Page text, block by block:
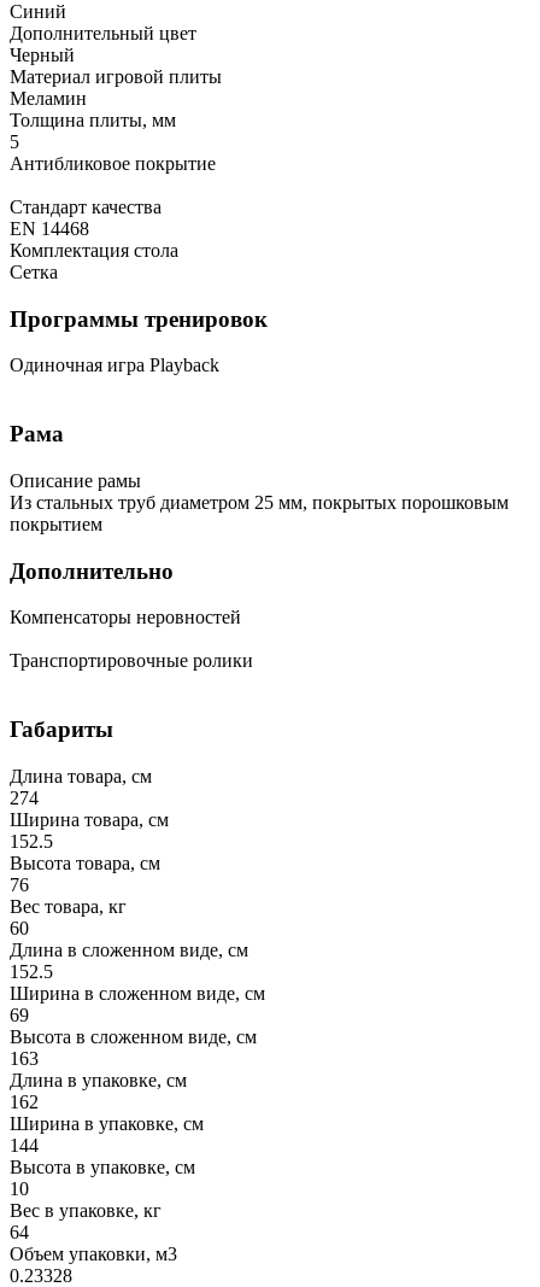
Синий
Дополнительный цвет
Черный
Материал игровой плиты
Меламин
Толщина плиты, мм
5
Антибликовое покрытие
Стандарт качества
EN 14468
Комплектация стола
Сетка
Программы тренировок
Одиночная игра Playback
Рама
Описание рамы
Из стальных труб диаметром 25 мм, покрытых порошковым
покрытием
Дополнительно
Компенсаторы неровностей
Транспортировочные ролики
Габариты
Длина товара, см
274
Ширина товара, см
152.5
Высота товара, см
76
Вес товара, кг
60
Длина в сложенном виде, см
152.5
Ширина в сложенном виде, см
69
Высота в сложенном виде, см
163
Длина в упаковке, см
162
Ширина в упаковке, см
144
Высота в упаковке, см
10
Вес в упаковке, кг
64
Объем упаковки, м3
0.23328